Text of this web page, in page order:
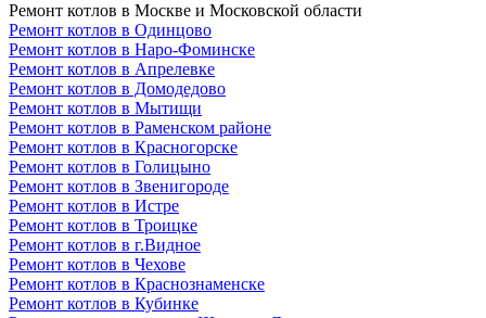
Ремонт котлов в Москве и Московской области
Ремонт котлов в Одинцово
Ремонт котлов в Наро-Фоминске
Ремонт котлов в Апрелевке
Ремонт котлов в Домодедово
Ремонт котлов в Мытищи
Ремонт котлов в Раменском районе
Ремонт котлов в Красногорске
Ремонт котлов в Голицыно
Ремонт котлов в Звенигороде
Ремонт котлов в Истре
Ремонт котлов в Троицке
Ремонт котлов в г.Видное
Ремонт котлов в Чехове
Ремонт котлов в Краснознаменске
Ремонт котлов в Кубинке